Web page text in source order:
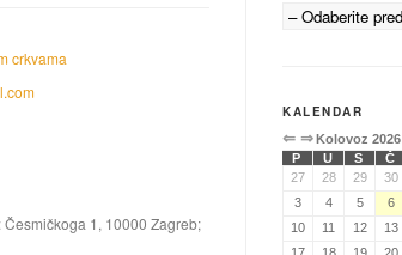
crkvama
1, 10000 Zagreb;
KALENDAR
⇐ ⇒Kolovoz 2026
P
U S Č
27
28 29 30
3
4 5 6
10
11 12 13